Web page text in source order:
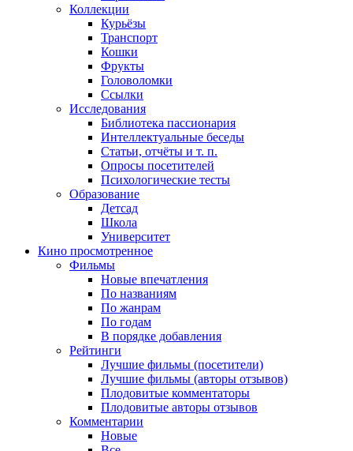
Коллекции
Курьёзы
Транспорт
Кошки
Фрукты
Головоломки
Ссылки
Исследования
Библиотека пассионария
Интеллектуальные беседы
Статьи, отчёты и т. п.
Опросы посетителей
Психологические тесты
Образование
Детсад
Школа
Университет
Кино просмотренное
Фильмы
Новые впечатления
По названиям
По жанрам
По годам
В порядке добавления
Рейтинги
Лучшие фильмы (посетители)
Лучшие фильмы (авторы отзывов)
Плодовитые комментаторы
Плодовитые авторы отзывов
Комментарии
Новые